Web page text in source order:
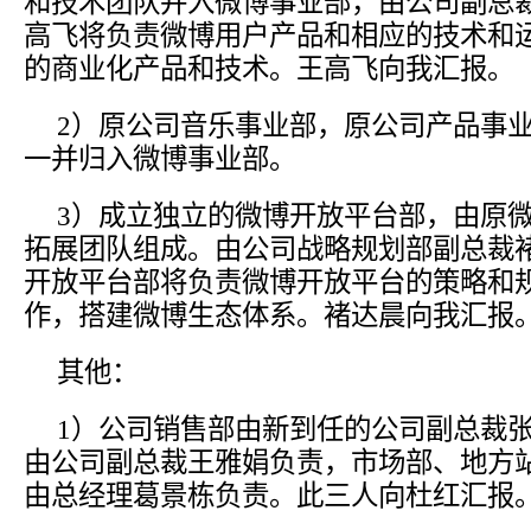
高飞将负责微博用户产品和相应的技术和
的商业化产品和技术。王高飞向我汇报。
2）原公司音乐事业部，原公司产品事
一并归入微博事业部。
3）成立独立的微博开放平台部，由原
拓展团队组成。由公司战略规划部副总裁
开放平台部将负责微博开放平台的策略和
作，搭建微博生态体系。褚达晨向我汇报
其他：
1）公司销售部由新到任的公司副总裁
由公司副总裁王雅娟负责，市场部、地方
由总经理葛景栋负责。此三人向杜红汇报